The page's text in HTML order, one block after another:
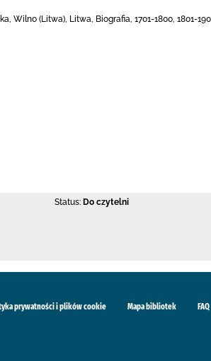
Wilno (Litwa), Litwa, Biografia, 1701-1800, 1801-
Status: Do czytelni
prywatności i plików cookie Mapa bibliotek FAQ